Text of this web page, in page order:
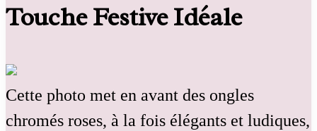
Touche Festive Idéale
Cette photo met en avant des ongles
chromés roses, à la fois élégants et ludiques,